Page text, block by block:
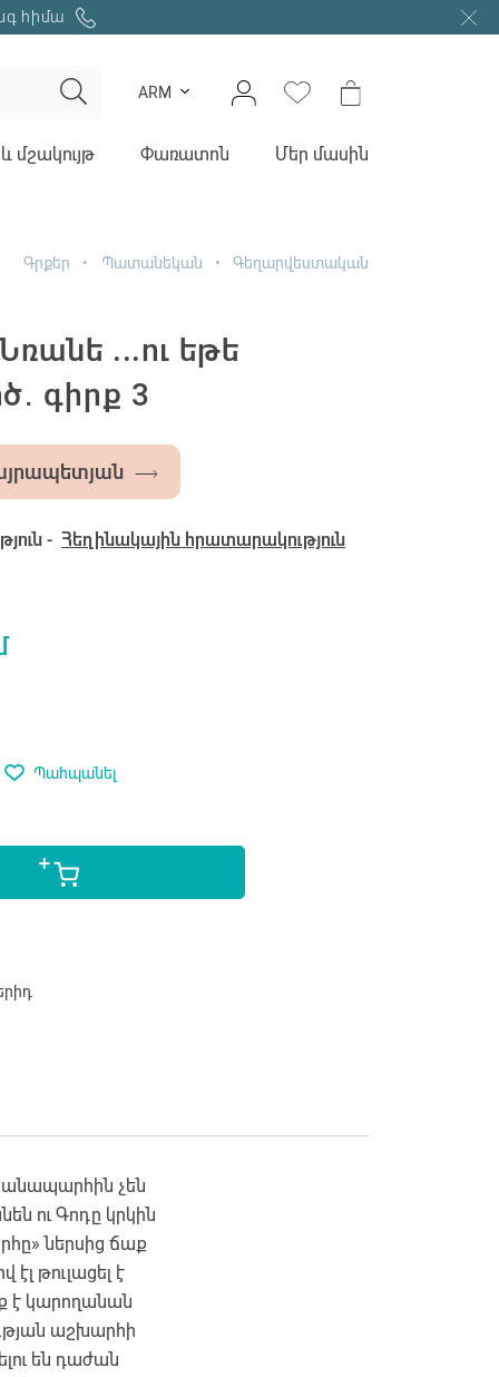
հիմա
ARM
մշակույթ Փառատոն Մեր մասին
Գրքեր Պատանեկան Գեղարվեստական
...ու եթե
գիրք 3
- Հեղինակային հրատարակություն
Պահպանել
չեն
ու Գոդը կրկին
ներսից ճաք
թուլացել է
է կարողանան
աշխարհի
են դաժան